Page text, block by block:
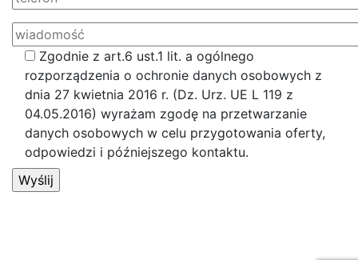
Zgodnie z art.6 ust.1 lit. a ogólnego
rozporządzenia o ochronie danych osobowych z
dnia 27 kwietnia 2016 r. (Dz. Urz. UE L 119 z
04.05.2016) wyrażam zgodę na przetwarzanie
danych osobowych w celu przygotowania oferty,
odpowiedzi i późniejszego kontaktu.